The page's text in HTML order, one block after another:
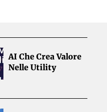
AI Che Crea Valore
Nelle Utility